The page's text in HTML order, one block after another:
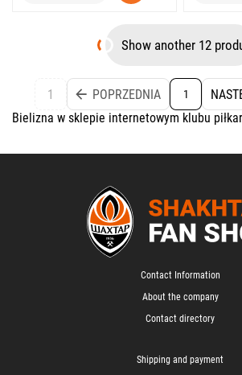
Show another 12
1 POPRZEDNIA 1
Bielizna w sklepie internetowym klubu
Contact Information
About the company
Contact directory
Shipping and payment